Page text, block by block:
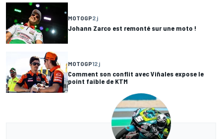
MOTOGP2 j
Johann Zarco est remonté sur une moto !
MOTOGP12 j
Comment son conflit avec Viñales expose le
point faible de KTM